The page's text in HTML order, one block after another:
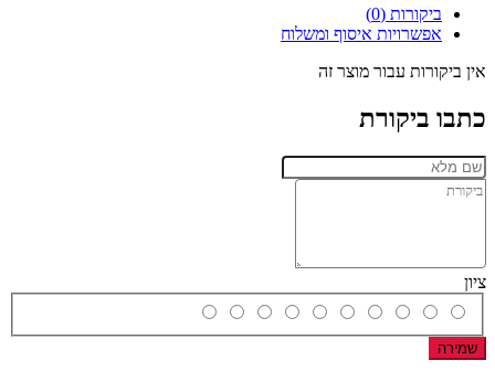
ביקורות (0)
אפשרויות איסוף ומשלוח
אין ביקורות עבור מוצר זה
כתבו ביקורת
ציון
שמירה